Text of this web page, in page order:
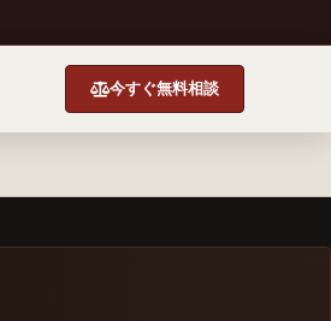
今すぐ無料相談